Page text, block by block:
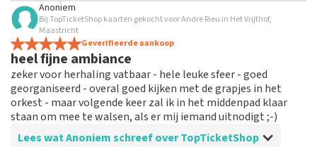
Anoniem
Bij TopTicketShop kaarten gekocht voor Andre Rieu in Het Vrijthof,
Maastricht
Geverifieerde aankoop
heel fijne ambiance
zeker voor herhaling vatbaar - hele leuke sfeer - goed
georganiseerd - overal goed kijken met de grapjes in het
orkest - maar volgende keer zal ik in het middenpad klaar
staan om mee te walsen, als er mij iemand uitnodigt ;-)
Lees wat Anoniem schreef over TopTicketShop